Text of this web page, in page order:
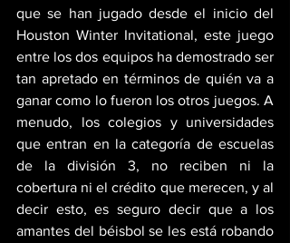
que se han jugado desde el inicio del
Houston Winter Invitational, este juego
entre los dos equipos ha demostrado ser
tan apretado en términos de quién va a
ganar como lo fueron los otros juegos. A
menudo, los colegios y universidades
que entran en la categoría de escuelas
de la división 3, no reciben ni la
cobertura ni el crédito que merecen, y al
decir esto, es seguro decir que a los
amantes del béisbol se les está robando